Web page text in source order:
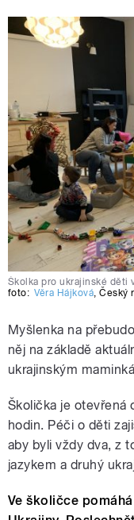
Školka pro ukrajinské děti
foto: Věra Hájková,Český
Myšlenka na
něj na základě
ukrajinským
Školička je otevřená
hodin. Péči o děti
aby byli vždy dva, z
jazykem a druhý
Ve školičce